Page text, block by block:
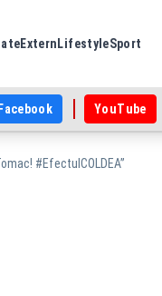
Extern LifestyleSport
Facebook YouTube
#EfectulCOLDEA”